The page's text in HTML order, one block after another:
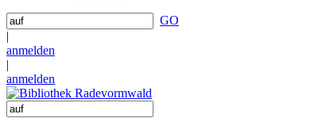
GO
|
anmelden
|
anmelden